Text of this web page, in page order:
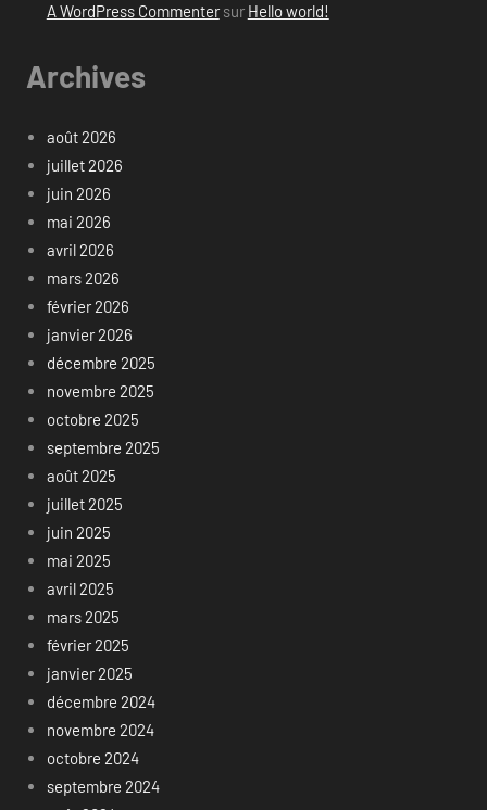
A WordPress Commentersur Hello world!
Archives
août 2026
juillet 2026
juin 2026
mai 2026
avril 2026
mars 2026
février 2026
janvier 2026
décembre 2025
novembre 2025
octobre 2025
septembre 2025
août 2025
juillet 2025
juin 2025
mai 2025
avril 2025
mars 2025
février 2025
janvier 2025
décembre 2024
novembre 2024
octobre 2024
septembre 2024